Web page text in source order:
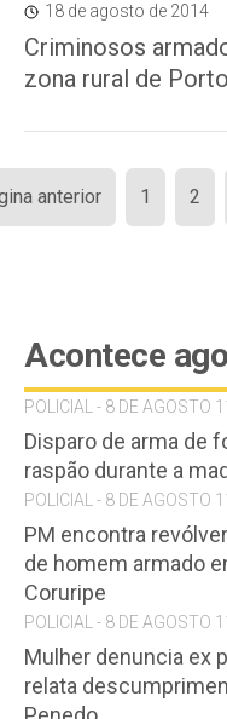
18 de agosto de 2014
Criminosos
zona rural de
Paginação
de
anterior 1 2
Acontece
POLICIAL - 8 DE AGOSTO
Disparo de arma de
raspão durante a
POLICIAL - 8 DE AGOSTO
PM encontra
de homem armado
Coruripe
POLICIAL - 8 DE AGOSTO
Mulher denuncia ex
relata